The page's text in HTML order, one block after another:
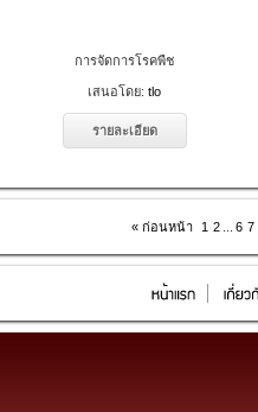
การจัดการโรคพืช
เสนอโดย: tlo
รายละเอียด
« ก่อนหน้า 1 2 6 7